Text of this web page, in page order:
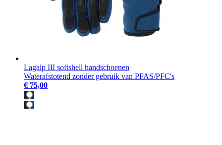
Lagalp III softshell handschoenen
Waterafstotend zonder gebruik van PFAS/PFC's
€ 75,00